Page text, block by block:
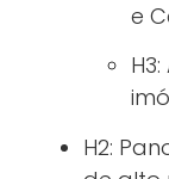
e
H2: